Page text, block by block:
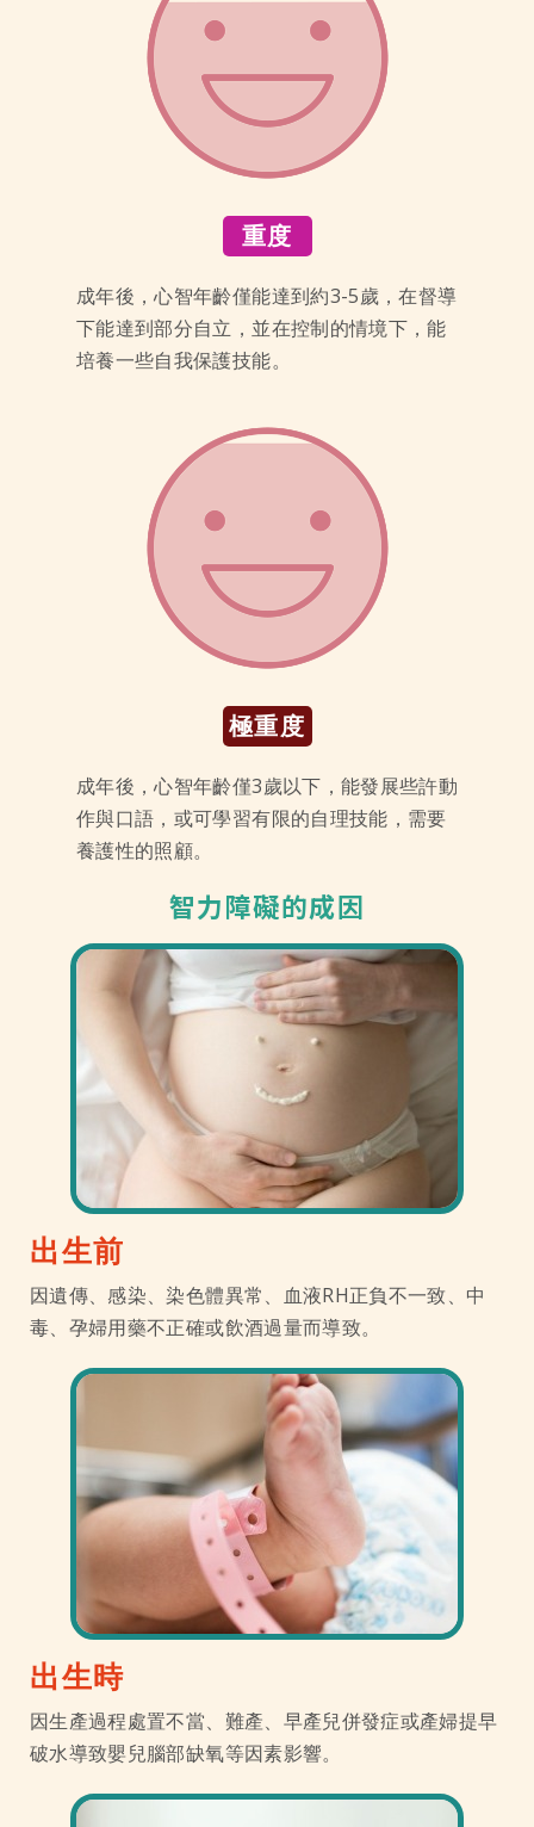
重度
成年後，心智年齡僅能達到約3-5歲，在督導
下能達到部分自立，並在控制的情境下，能
培養一些自我保護技能。
極重度
成年後，心智年齡僅3歲以下，能發展些許動
作與口語，或可學習有限的自理技能，需要
養護性的照顧。
智力障礙的成因
出生前
因遺傳、感染、染色體異常、血液RH正負不一致、中
毒、孕婦用藥不正確或飲酒過量而導致。
出生時
因生產過程處置不當、難產、早產兒併發症或產婦提早
破水導致嬰兒腦部缺氧等因素影響。